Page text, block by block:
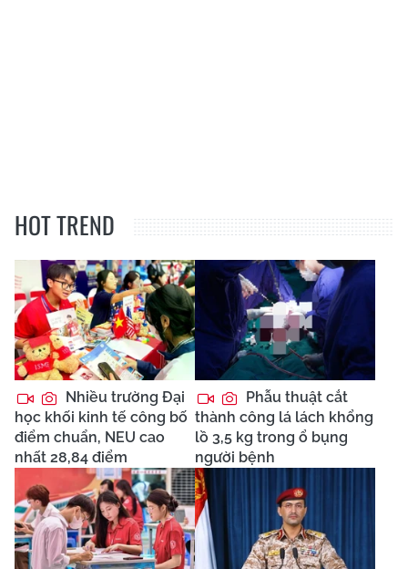
HOT TREND
Nhiều trường Đại
học khối kinh tế công bố
điểm chuẩn, NEU cao
nhất 28,84 điểm
Phẫu thuật cắt
thành công lá lách khổng
lồ 3,5 kg trong ổ bụng
người bệnh